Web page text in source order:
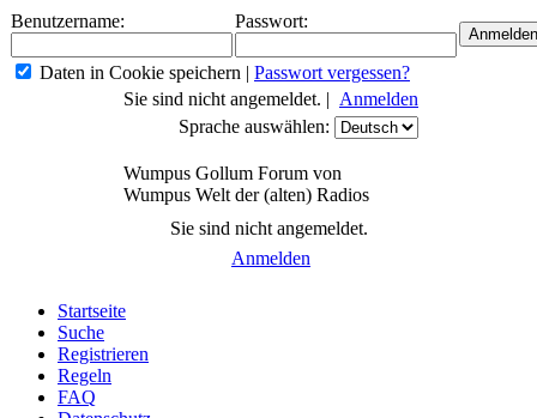
Benutzername: Passwort:
Daten in Cookie speichern | Passwort vergessen?
Sie sind nicht angemeldet. | Anmelden
Sprache auswählen:
Wumpus Gollum Forum von
Wumpus Welt der (alten) Radios
Sie sind nicht angemeldet.
Anmelden
Startseite
Suche
Registrieren
Regeln
FAQ